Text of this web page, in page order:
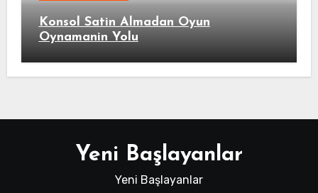
Konsol Satin Almadan Oyun
Oynamanin Yolu
Yeni Başlayanlar
Yeni Başlayanlar